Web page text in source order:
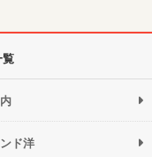
覧
ド洋